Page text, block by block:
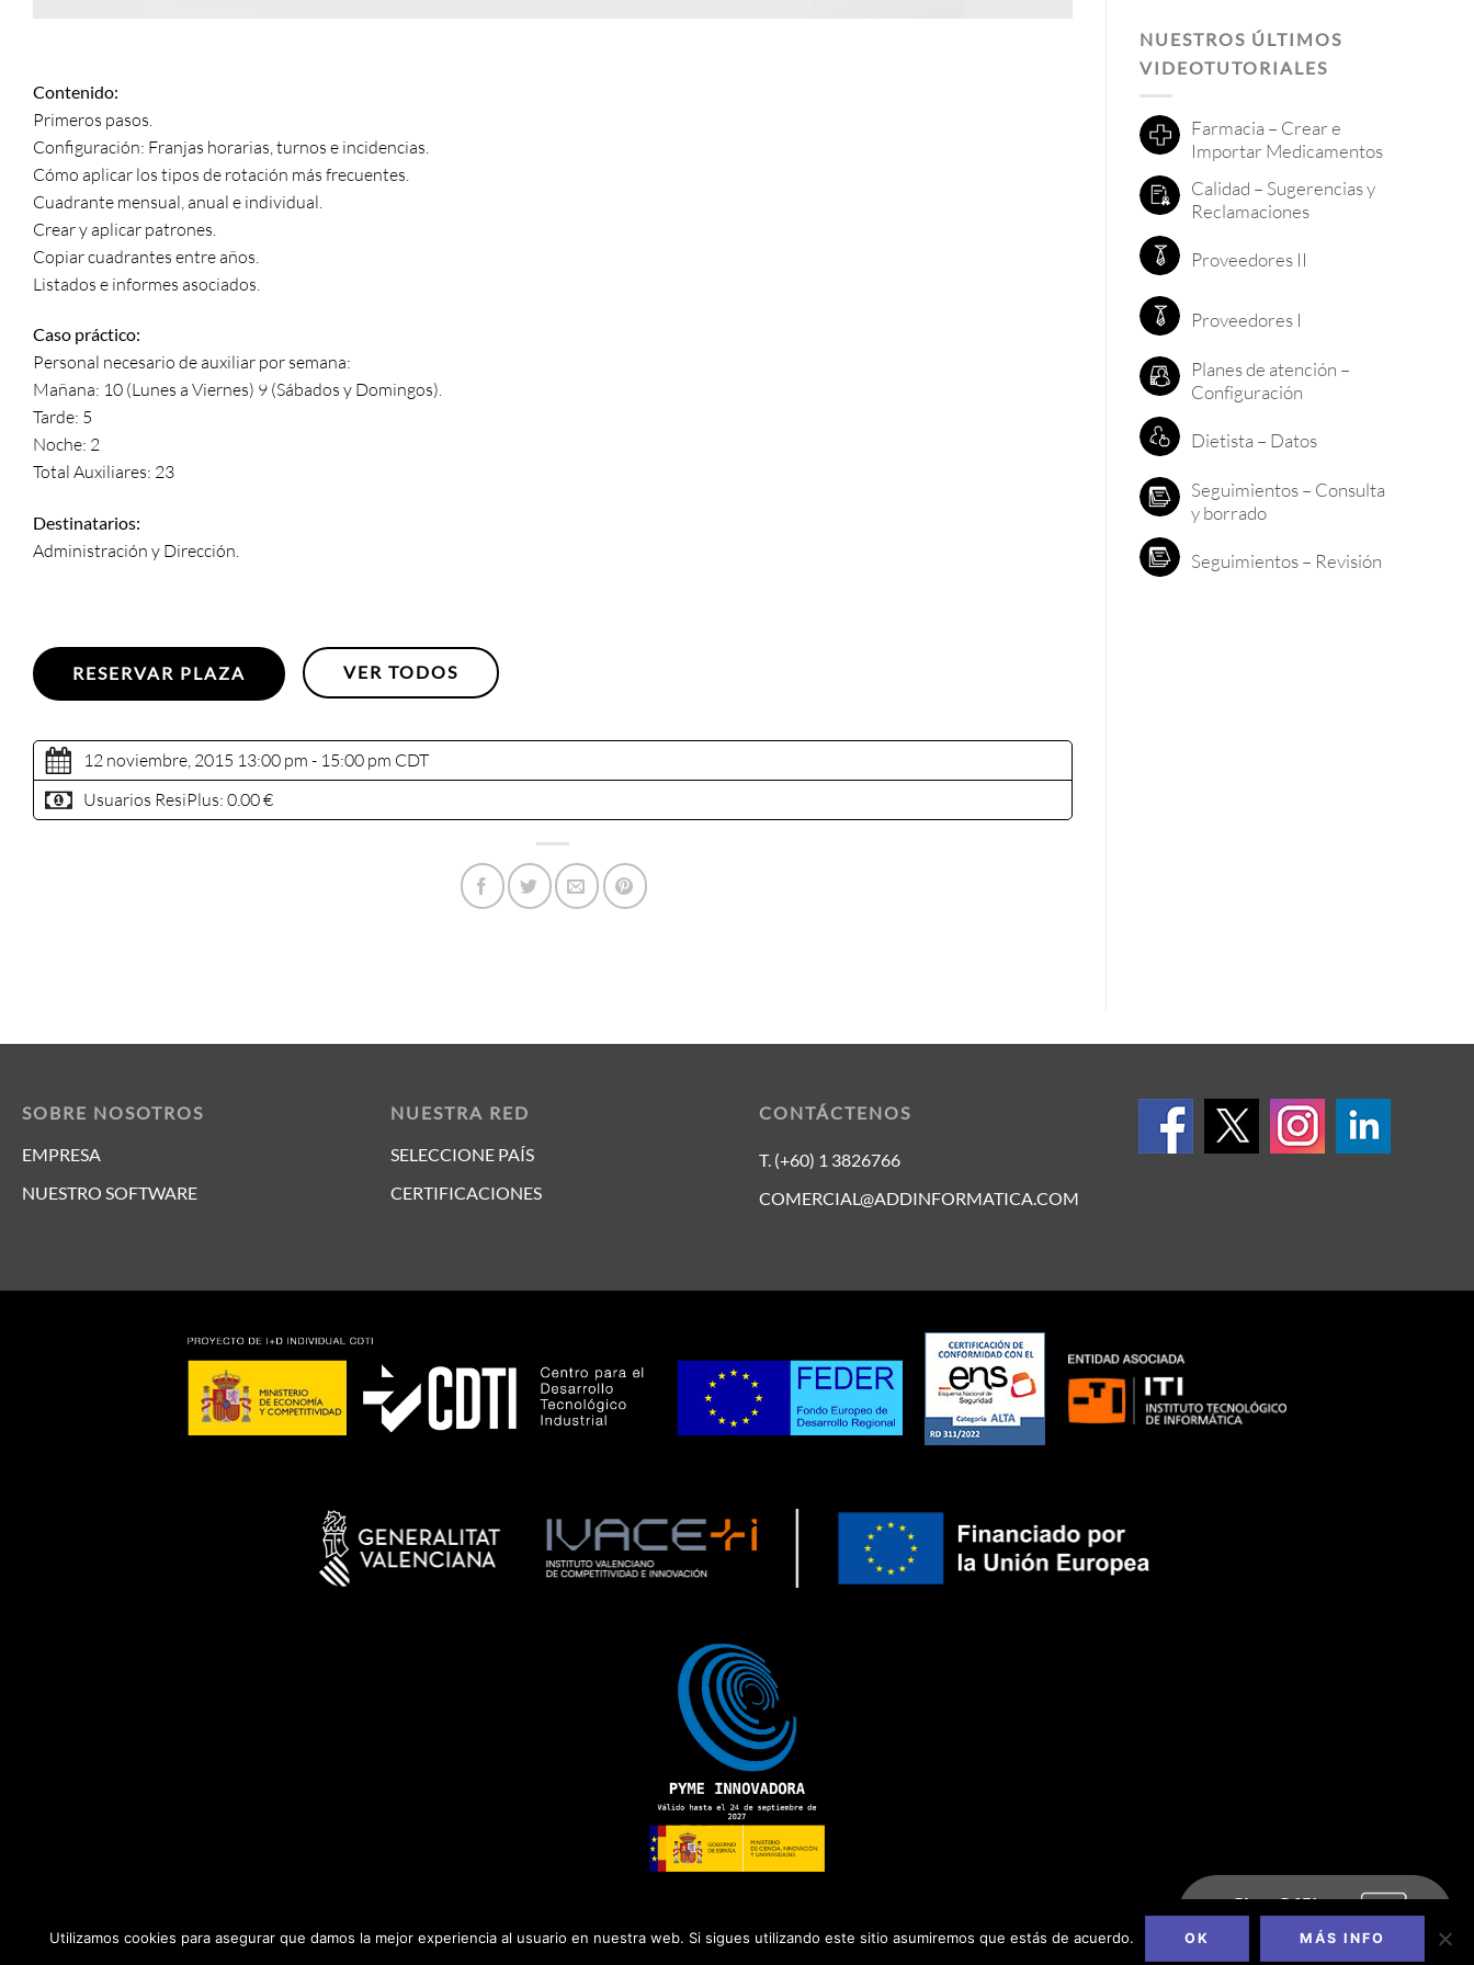
Contenido:
Primeros pasos.
Configuración: Franjas horarias, turnos e incidencias.
Cómo aplicar los tipos de rotación más frecuentes.
Cuadrante mensual, anual e individual.
Crear y aplicar patrones.
Copiar cuadrantes entre años.
Listados e informes asociados.
Caso práctico:
Personal necesario de auxiliar por semana:
Mañana: 10 (Lunes a Viernes) 9 (Sábados y Domingos).
Tarde: 5
Noche: 2
Total Auxiliares: 23
Destinatarios:
Administración y Dirección.
RESERVAR PLAZA VER TODOS
12 noviembre, 2015 13:00 pm - 15:00 pm CDT
Usuarios ResiPlus: 0.00 €
NUESTROS ÚLTIMOS
VIDEOTUTORIALES
Farmacia – Crear e
Importar Medicamentos
Calidad – Sugerencias y
Reclamaciones
Proveedores II
Proveedores I
Planes de atención –
Configuración
Dietista – Datos
Seguimientos – Consulta
y borrado
Seguimientos – Revisión
SOBRE NOSOTROS
EMPRESA
NUESTRO SOFTWARE
NUESTRA RED
SELECCIONE PAÍS
CERTIFICACIONES
CONTÁCTENOS
T. (+60) 1 3826766
COMERCIAL@ADDINFORMATICA.COM
Copyright 2026 ©ADD Informática · Todos los derechos reservados.Política de Privacidad|Aviso Legal |Política de Cookies|Canal del Informante|Diseño webDAGOCREATIVO
Utilizamos cookies para asegurar que damos la mejor experiencia al usuario en nuestra web. Si sigues utilizando este sitio asumiremos que estás de acuerdo. OK MÁS INFO